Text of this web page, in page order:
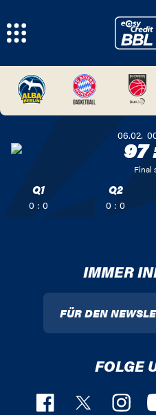
06.02.
97
Final
Q1
0 : 0
Q2
0 : 0
IMMER
FÜR DEN
FOLGE